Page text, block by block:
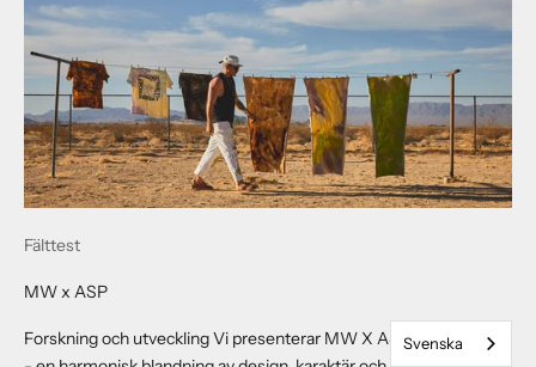
Fälttest
MW x ASP
Forskning och utveckling Vi presenterar MW X ASP-samarbetet
Svenska